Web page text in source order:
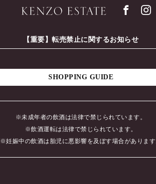
【重要】転売禁止に関するお知らせ
SHOPPING GUIDE
※未成年者の飲酒は法律で禁じられています。
※飲酒運転は法律で禁じられています。
※妊娠中の飲酒は胎児に悪影響を及ぼす場合があります